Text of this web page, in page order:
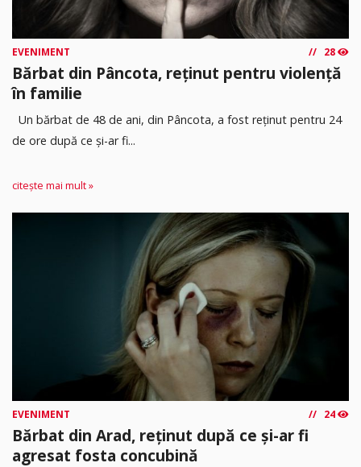
EVENIMENT 28
Bărbat din Pâncota, reținut pentru violență
în familie
Un bărbat de 48 de ani, din Pâncota, a fost reținut pentru 24
de ore după ce și-ar fi...
citește mai mult »
EVENIMENT 24
Bărbat din Arad, reținut după ce și-ar fi
agresat fosta concubină